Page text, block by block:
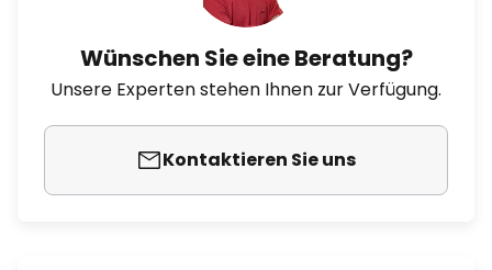
Wünschen Sie eine Beratung?
Unsere Experten stehen Ihnen zur Verfügung.
Kontaktieren Sie uns